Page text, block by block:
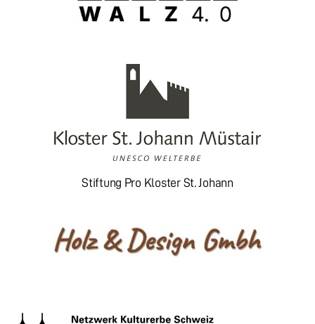
Stiftung Pro Kloster St. Johann